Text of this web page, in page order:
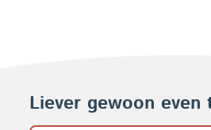
Liever gewoon even